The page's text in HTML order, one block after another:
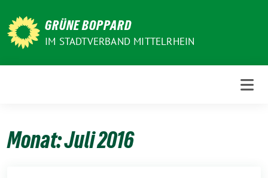
zum
Inhalt
GRÜNE BOPPARD
IM STADTVERBAND MITTELRHEIN
Monat:Juli 2016